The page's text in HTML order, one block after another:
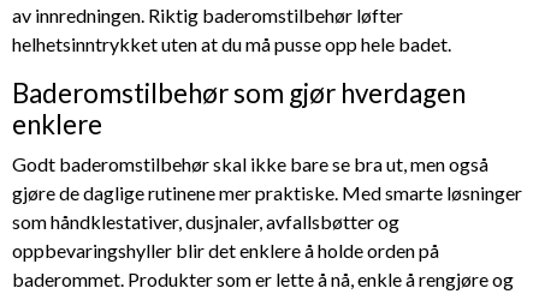
av innredningen. Riktig baderomstilbehør løfter
helhetsinntrykket uten at du må pusse opp hele badet.
Baderomstilbehør som gjør hverdagen
enklere
Godt baderomstilbehør skal ikke bare se bra ut, men også
gjøre de daglige rutinene mer praktiske. Med smarte løsninger
som håndklestativer, dusjnaler, avfallsbøtter og
oppbevaringshyller blir det enklere å holde orden på
baderommet. Produkter som er lette å nå, enkle å rengjøre og